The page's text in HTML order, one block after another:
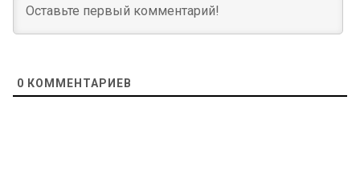
0 КОММЕНТАРИЕВ